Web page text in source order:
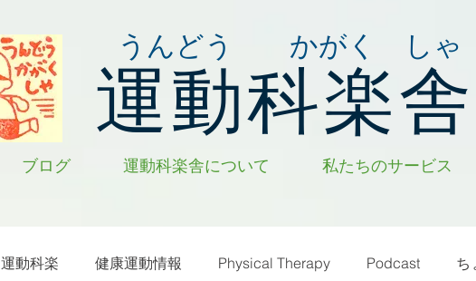
うんどう かがく しゃ
運動科楽舎
ブログ 運動科楽舎について 私たちのサービス
運動科楽 健康運動情報 Physical Therapy Podcast ち